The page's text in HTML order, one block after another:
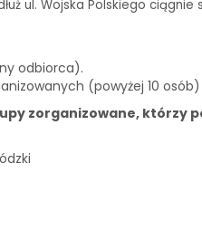
ul. Wojska Polskiego
odbiorca).
(powyżej 10
zorganizowane, którzy